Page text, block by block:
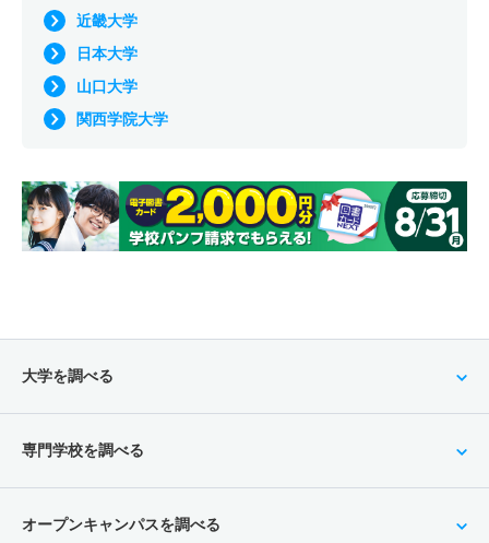
近畿大学
日本大学
山口大学
関西学院大学
大学を調べる
専門学校を調べる
オープンキャンパスを調べる